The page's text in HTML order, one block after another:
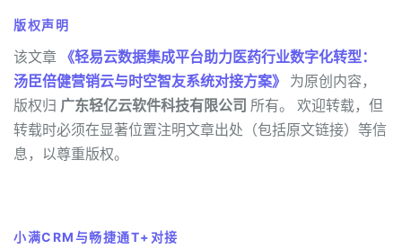
版权声明
该文章 《轻易云数据集成平台助力医药行业数字化转型：
汤臣倍健营销云与时空智友系统对接方案》 为原创内容，
版权归 广东轻亿云软件科技有限公司 所有。 欢迎转载，但
转载时必须在显著位置注明文章出处（包括原文链接）等信
息，以尊重版权。
小满CRM与畅捷通T+对接